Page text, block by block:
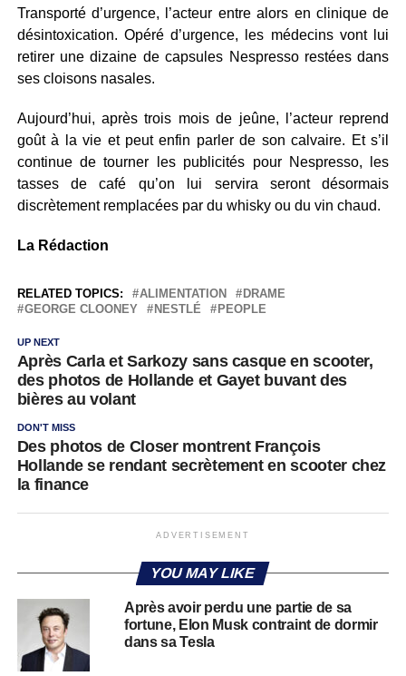
Transporté d’urgence, l’acteur entre alors en clinique de
désintoxication. Opéré d’urgence, les médecins vont lui
retirer une dizaine de capsules Nespresso restées dans
ses cloisons nasales.
Aujourd’hui, après trois mois de jeûne, l’acteur reprend
goût à la vie et peut enfin parler de son calvaire. Et s’il
continue de tourner les publicités pour Nespresso, les
tasses de café qu’on lui servira seront désormais
discrètement remplacées par du whisky ou du vin chaud.
La Rédaction
RELATED TOPICS: ALIMENTATION
DRAME
GEORGE CLOONEY
NESTLÉ PEOPLE
UP NEXT
Après Carla et Sarkozy sans casque en scooter,
des photos de Hollande et Gayet buvant des
bières au volant
DON'T MISS
Des photos de Closer montrent François
Hollande se rendant secrètement en scooter chez
la finance
ADVERTISEMENT
YOU MAY LIKE
Après avoir perdu une partie de sa
fortune, Elon Musk contraint de dormir
dans sa Tesla